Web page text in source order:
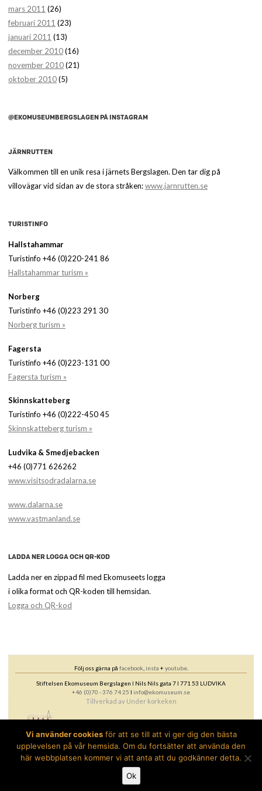
mars 2011 (26)
februari 2011 (23)
januari 2011 (13)
december 2010(16)
november 2010(21)
oktober 2010(5)
@EKOMUSEUMBERGSLAGEN PÅ INSTAGRAM
JÄRNRUTTEN
Välkommen till en unik resa i järnets Bergslagen. Den tar dig på
villovägar vid sidan av de stora stråken:www.jarnrutten.se
TURISTINFO
Hallstahammar
Turistinfo +46 (0)220-241 86
Hallstahammar turism »
Norberg
Turistinfo +46 (0)223 291 30
Norberg turism »
Fagersta
Turistinfo +46 (0)223-131 00
Fagersta turism »
Skinnskatteberg
Turistinfo +46 (0)222-450 45
Skinnskatteberg turism »
Ludvika & Smedjebacken
+46 (0)771 626262
www.visitsodradalarna.se
www.dalarna.se
www.vastmanland.se
LADDA NER LOGGA OCH QR-KOD
Ladda ner en zippad fil med Ekomuseets logga
i olika format och QR-koden till hemsidan.
Logga och QR-kod
Följ oss gärna på facebook insta + youtube.
Stiftelsen Ekomuseum Bergslagen ǀ Nils Nils gata 7 ǀ 771 53 LUDVIKA
+46 (0)70 - 376 74 25 ǀ info@ekomuseum.se
Tillverkad av Under korkeken
Vi använder cookiesför att se till att vi ger dig den bästa
upplevelsen på vår hemsida. Om du fortsätter att använda den
här webbplatsen kommer vi att anta att du godkänner detta.
Ok